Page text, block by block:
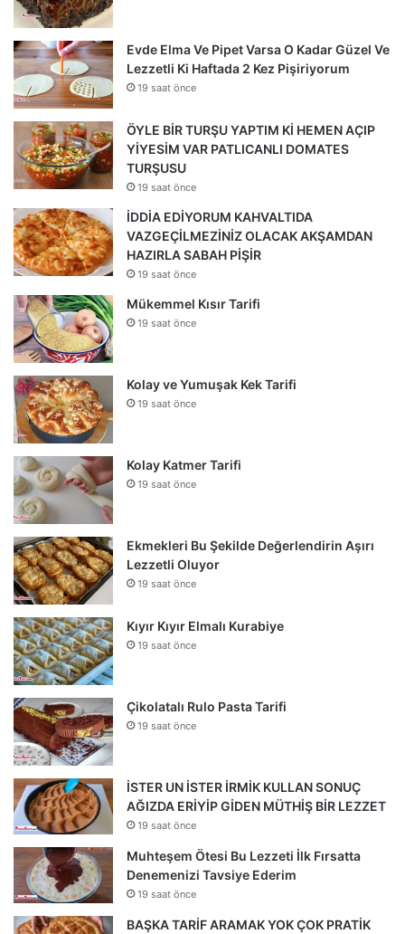
Evde Elma Ve Pipet Varsa O Kadar Güzel Ve
Lezzetli Ki Haftada 2 Kez Pişiriyorum
19 saat önce
ÖYLE BİR TURŞU YAPTIM Kİ HEMEN AÇIP
YİYESİM VAR PATLICANLI DOMATES
TURŞUSU
19 saat önce
İDDİA EDİYORUM KAHVALTIDA
VAZGEÇİLMEZİNİZ OLACAK AKŞAMDAN
HAZIRLA SABAH PİŞİR
19 saat önce
Mükemmel Kısır Tarifi
19 saat önce
Kolay ve Yumuşak Kek Tarifi
19 saat önce
Kolay Katmer Tarifi
19 saat önce
Ekmekleri Bu Şekilde Değerlendirin Aşırı
Lezzetli Oluyor
19 saat önce
Kıyır Kıyır Elmalı Kurabiye
19 saat önce
Çikolatalı Rulo Pasta Tarifi
19 saat önce
İSTER UN İSTER İRMİK KULLAN SONUÇ
AĞIZDA ERİYİP GİDEN MÜTHİŞ BİR LEZZET
19 saat önce
Muhteşem Ötesi Bu Lezzeti İlk Fırsatta
Denemenizi Tavsiye Ederim
19 saat önce
BAŞKA TARİF ARAMAK YOK ÇOK PRATİK